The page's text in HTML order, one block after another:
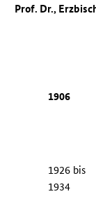
Prof. Dr.,
1906
1926 bis
1934